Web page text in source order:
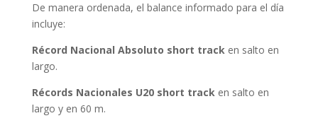
De manera ordenada, el balance informado para el día
incluye:
Récord Nacional Absoluto short tracken salto en
largo.
Récords Nacionales U20 short tracken salto en
largo y en 60 m.